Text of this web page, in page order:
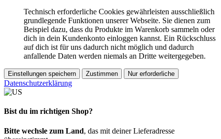
Technisch erforderliche Cookies gewährleisten ausschließlich
grundlegende Funktionen unserer Webseite. Sie dienen zum
Beispiel dazu, dass du Produkte im Warenkorb sammeln oder
dich in dein Kundenkonto einloggen kannst. Ein Rückschluss
auf dich ist für uns dadurch nicht möglich und dadurch
anfallende Daten werden niemals an Dritte weitergegeben.
Einstellungen speichern Zustimmen Nur erforderliche
Datenschutzerklärung
Bist du im richtigen Shop?
Bitte wechsle zum Land, das mit deiner Lieferadresse